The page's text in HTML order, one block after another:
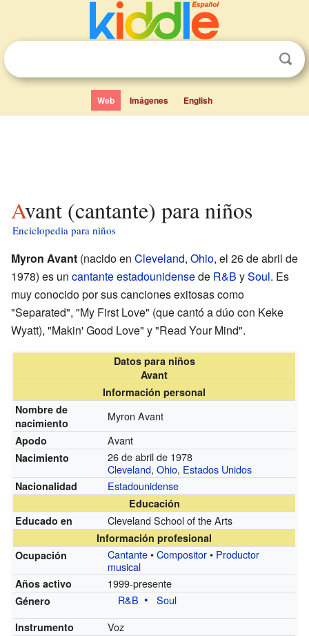
Web Imágenes English
Avant (cantante) para niños
Enciclopedia para niños
Myron Avant (nacido en Cleveland, Ohio, el 26 de abril de
1978) es un cantanteestadounidensede R&B ySoul. Es
muy conocido por sus canciones exitosas como
"Separated", "My First Love" (que cantó a dúo con Keke
Wyatt), "Makin' Good Love" y "Read Your Mind".
Datos para niños
Avant
Información personal
Nombre de
nacimiento
Myron Avant
Apodo Avant
Nacimiento
26 de abril de 1978
Cleveland,Ohio, Estados Unidos
Nacionalidad Estadounidense
Educación
Educado en
Cleveland School of the Arts
Información profesional
Ocupación
Cantante•Compositor• Productor
musical
Años activo 1999-presente
Género R&B Soul
Instrumento Voz